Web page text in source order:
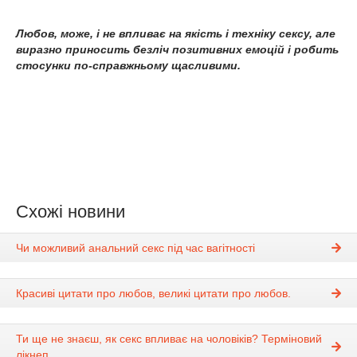
Любов, може, і не впливає на якість і техніку сексу, але
виразно приносить безліч позитивних емоцій і робить
стосунки по-справжньому щасливими.
Схожі новини
Чи можливий анальний секс під час вагітності
Красиві цитати про любов, великі цитати про любов.
Ти ще не знаєш, як секс впливає на чоловіків? Терміновий